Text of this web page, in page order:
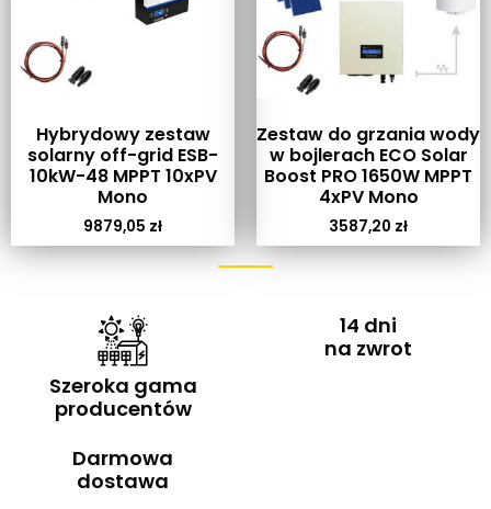
Hybrydowy zestaw
solarny off-grid ESB-
10kW-48 MPPT 10xPV
Mono
9879,05 zł
Zestaw do grzania wody
w bojlerach ECO Solar
Boost PRO 1650W MPPT
4xPV Mono
3587,20 zł
Szeroka gama
producentów
14 dni
na zwrot
Darmowa
dostawa